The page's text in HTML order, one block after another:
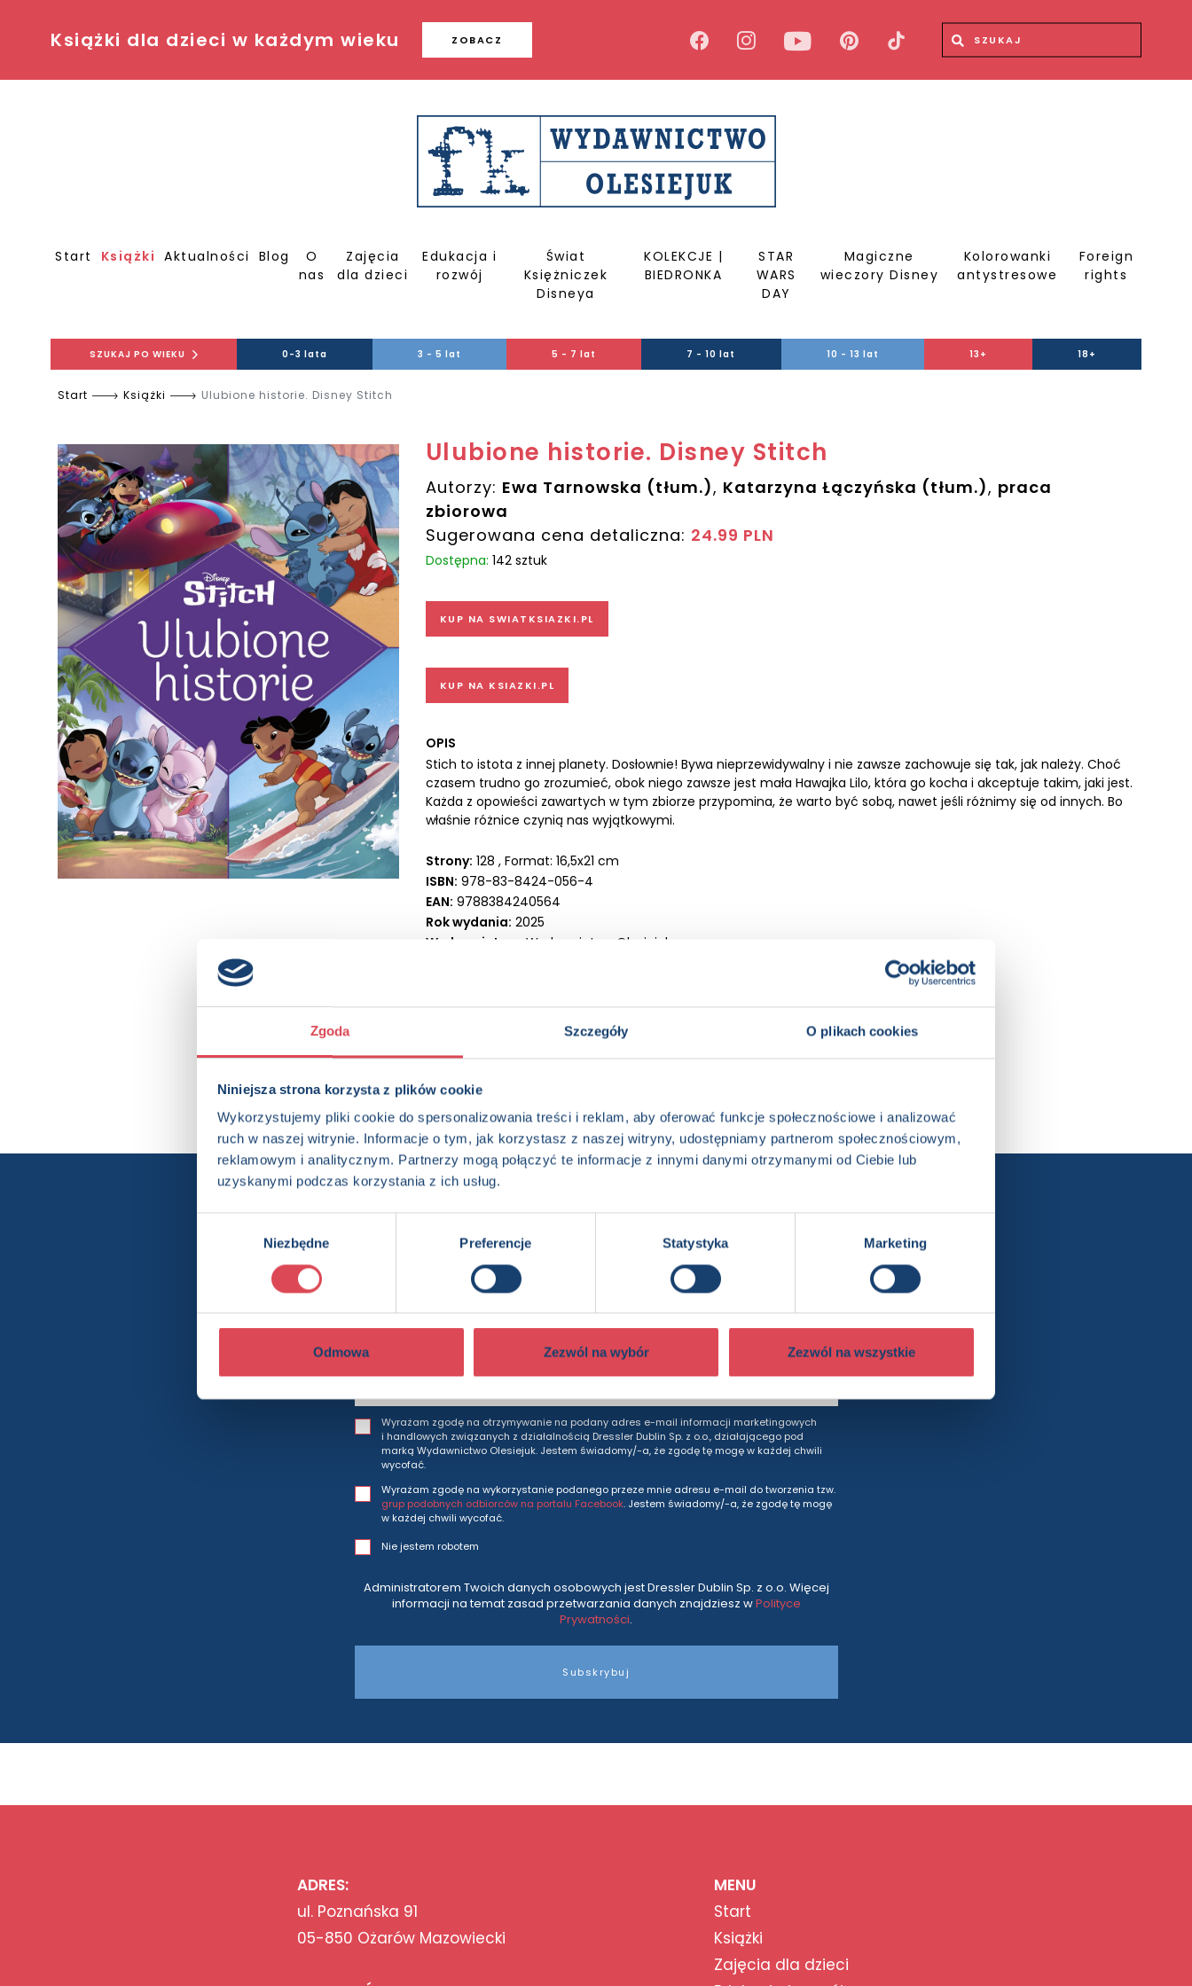
Zgoda Szczegóły O plikach cookies
Niniejsza strona korzysta z plików cookie
Wykorzystujemy pliki cookie do spersonalizowania treści i reklam, aby oferować funkcje społecznościowe i analizować
ruch w naszej witrynie. Informacje o tym, jak korzystasz z naszej witryny, udostępniamy partnerom społecznościowym,
reklamowym i analitycznym. Partnerzy mogą połączyć te informacje z innymi danymi otrzymanymi od Ciebie lub
uzyskanymi podczas korzystania z ich usług.
Niezbędne Preferencje Statystyka Marketing
Odmowa Zezwól na wybór Zezwól na wszystkie
Książki dla dzieci w każdym wieku ZOBACZ Wyszukiwana fraza
Start Książki Aktualności Blog
O
nas
Zajęcia
dla dzieci
Edukacja i
rozwój
Świat
Księżniczek
Disneya
KOLEKCJE |
BIEDRONKA
STAR
WARS
DAY
Magiczne
wieczory Disney
Kolorowanki
antystresowe
Foreign
rights
SZUKAJ PO WIEKU 0-3 lata 3 - 5 lat 5 - 7 lat 7 - 10 lat 10 - 13 lat 13+ 18+
Start Książki Ulubione historie. Disney Stitch
Ulubione historie. Disney Stitch
Autorzy: Ewa Tarnowska (tłum.), Katarzyna Łączyńska (tłum.), praca
zbiorowa
Sugerowana cena detaliczna: 24.99 PLN
Dostępna: 142 sztuk
KUP NA SWIATKSIAZKI.PL
KUP NA KSIAZKI.PL
OPIS
Stich to istota z innej planety. Dosłownie! Bywa nieprzewidywalny i nie zawsze zachowuje się tak, jak należy. Choć
czasem trudno go zrozumieć, obok niego zawsze jest mała Hawajka Lilo, która go kocha i akceptuje takim, jaki jest.
Każda z opowieści zawartych w tym zbiorze przypomina, że warto być sobą, nawet jeśli różnimy się od innych. Bo
właśnie różnice czynią nas wyjątkowymi.
Strony: 128 , Format: 16,5x21 cm
ISBN: 978-83-8424-056-4
EAN: 9788384240564
Rok wydania: 2025
Wydawnictwo:
Wydawnictwo Olesiejuk
4+, Dzieci (0-12), Opowiastka, Książka w serii, Książka całoroczna, Disney
Data wprowadzenia:31-10-2025
Ulubione historie
Chcesz wiedzieć więcej? Zapisz się do newslettera
Będziesz otrzymywać wszytkie nasze nowości i oferty
Adres e-mail
Wyrażam zgodę na otrzymywanie na podany adres e-mail informacji marketingowych
i handlowych związanych z działalnością Dressler Dublin Sp. z o.o., działającego pod
marką Wydawnictwo Olesiejuk. Jestem świadomy/-a, że zgodę tę mogę w każdej chwili
wycofać.
Wyrażam zgodę na wykorzystanie podanego przeze mnie adresu e-mail do tworzenia tzw.
grup podobnych odbiorców na portalu Facebook. Jestem świadomy/-a, że zgodę tę mogę
w każdej chwili wycofać.
Nie jestem robotem
Administratorem Twoich danych osobowych jest Dressler Dublin Sp. z o.o. Więcej
informacji na temat zasad przetwarzania danych znajdziesz wPolityce
Prywatności.
Subskrybuj
ADRES:
ul. Poznańska 91
05-850 Ożarów Mazowiecki
MENU
Start
Książki
Zajęcia dla dzieci